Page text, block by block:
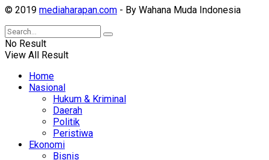
© 2019 mediaharapan.com - By Wahana Muda Indonesia
No Result
View All Result
Home
Nasional
Hukum & Kriminal
Daerah
Politik
Peristiwa
Ekonomi
Bisnis